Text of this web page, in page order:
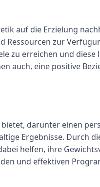
auf die Erzielung
zur
zu erreichen und
auch, eine positive
darunter einen
Ergebnisse. Durch
helfen, ihre
und effektiven